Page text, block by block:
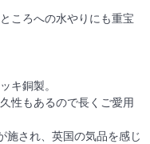
ころへの水やりにも重宝
キ銅製。
性もあるので長くご愛用
施され、英国の気品を感じ